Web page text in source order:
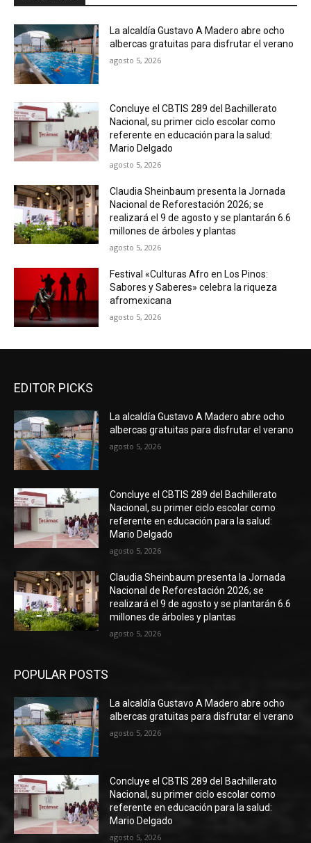
La alcaldía Gustavo A Madero abre ocho
albercas gratuitas para disfrutar el verano
agosto 5, 2026
Concluye el CBTIS 289 del Bachillerato
Nacional, su primer ciclo escolar como
referente en educación para la salud:
Mario Delgado
agosto 5, 2026
Claudia Sheinbaum presenta la Jornada
Nacional de Reforestación 2026; se
realizará el 9 de agosto y se plantarán 6.6
millones de árboles y plantas
agosto 5, 2026
Festival «Culturas Afro en Los Pinos:
Sabores y Saberes» celebra la riqueza
afromexicana
agosto 5, 2026
EDITOR PICKS
La alcaldía Gustavo A Madero abre ocho
albercas gratuitas para disfrutar el verano
agosto 5, 2026
Concluye el CBTIS 289 del Bachillerato
Nacional, su primer ciclo escolar como
referente en educación para la salud:
Mario Delgado
agosto 5, 2026
Claudia Sheinbaum presenta la Jornada
Nacional de Reforestación 2026; se
realizará el 9 de agosto y se plantarán 6.6
millones de árboles y plantas
agosto 5, 2026
POPULAR POSTS
La alcaldía Gustavo A Madero abre ocho
albercas gratuitas para disfrutar el verano
agosto 5, 2026
Concluye el CBTIS 289 del Bachillerato
Nacional, su primer ciclo escolar como
referente en educación para la salud:
Mario Delgado
agosto 5, 2026